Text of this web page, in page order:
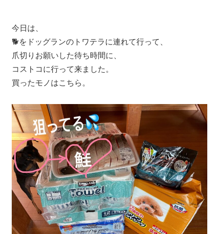
今日は、
🐕をドッグランのトワテラに連れて行って、
爪切りお願いした待ち時間に、
コストコに行って来ました。
買ったモノはこちら。